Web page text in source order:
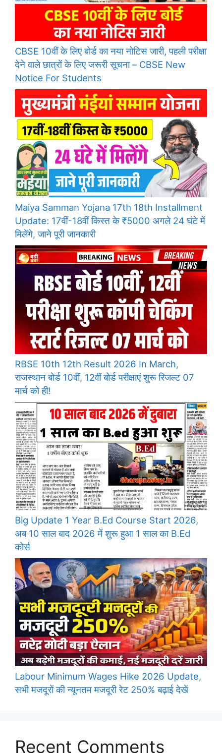
CBSE 10वीं के लिए बोर्ड का नया नोटिस जारी, पहली परीक्षा
देने वाले छात्रों के लिए जरूरी सूचना – CBSE New
Notice For Students
Maiya Samman Yojana 17th 18th Installment
Update: 17वीं-18वीं किस्त के ₹5000 अगले 24 घंटे में
मिलेंगे, जाने पूरी जानकारी
RBSE 10th 12th Result 2026 In March,
राजस्थान बोर्ड 10वीं, 12वीं बोर्ड परीक्षाएं शुरू रिजल्ट 07
मार्च को ही!
Big Update 1 Year B.Ed Course Start 2026,
अब 10 साल बाद 2026 में शुरू हुआ 1 साल का B.Ed
कोर्स
Labour Minimum Wages Hike 2026 Update,
सभी मजदूरों की न्यूनतम मजदूरी रेट 250% बढ़ाई देखें
Recent Comments